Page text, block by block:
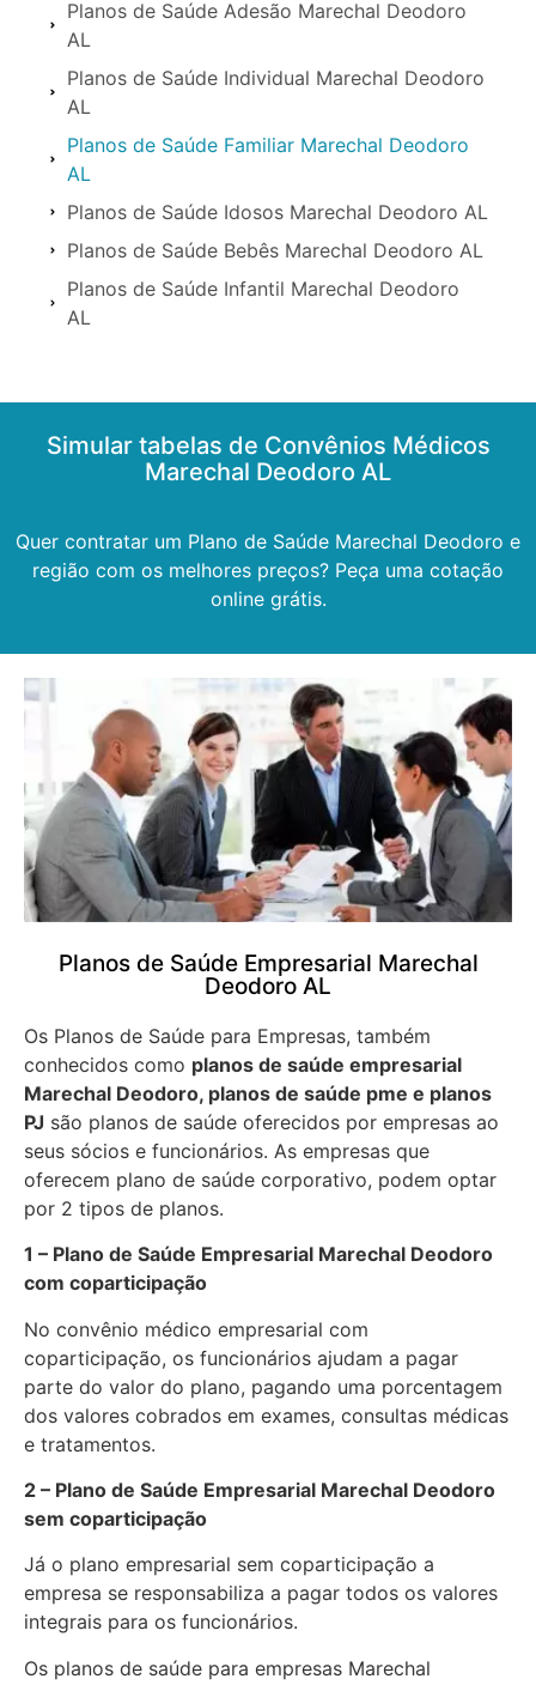
Planos de Saúde Adesão Marechal Deodoro
AL
Planos de Saúde Individual Marechal Deodoro
AL
Planos de Saúde Familiar Marechal Deodoro
AL
Planos de Saúde Idosos Marechal Deodoro AL
Planos de Saúde Bebês Marechal Deodoro AL
Planos de Saúde Infantil Marechal Deodoro
AL
Simular tabelas de Convênios Médicos
Marechal Deodoro AL
Quer contratar um Plano de Saúde Marechal Deodoro e
região com os melhores preços? Peça uma cotação
online grátis.
Planos de Saúde Empresarial Marechal
Deodoro AL
Os Planos de Saúde para Empresas, também
conhecidos como planos de saúde empresarial
Marechal Deodoro, planos de saúde pme e planos
PJ são planos de saúde oferecidos por empresas ao
seus sócios e funcionários. As empresas que
oferecem plano de saúde corporativo, podem optar
por 2 tipos de planos.
1 – Plano de Saúde Empresarial Marechal Deodoro
com coparticipação
No convênio médico empresarial com
coparticipação, os funcionários ajudam a pagar
parte do valor do plano, pagando uma porcentagem
dos valores cobrados em exames, consultas médicas
e tratamentos.
2 – Plano de Saúde Empresarial Marechal Deodoro
sem coparticipação
Já o plano empresarial sem coparticipação a
empresa se responsabiliza a pagar todos os valores
integrais para os funcionários.
Os planos de saúde para empresas Marechal